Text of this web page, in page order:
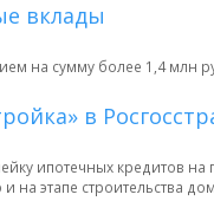
вклады
на сумму более 1,4 млн
в
ипотечных кредитов
на этапе строительства